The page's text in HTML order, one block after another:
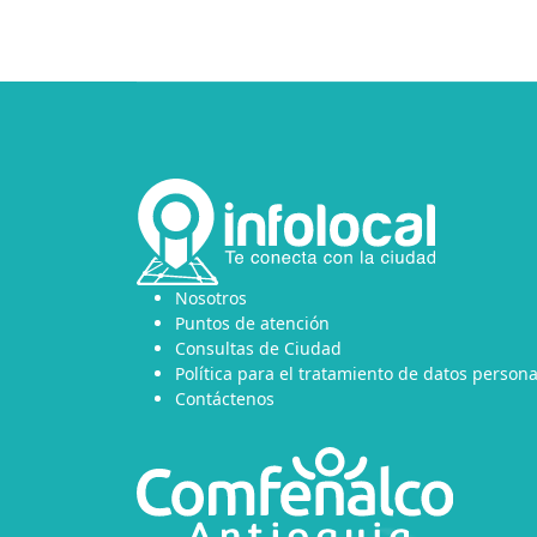
Nosotros
Puntos de atención
Consultas de Ciudad
Política para el tratamiento de datos
Contáctenos